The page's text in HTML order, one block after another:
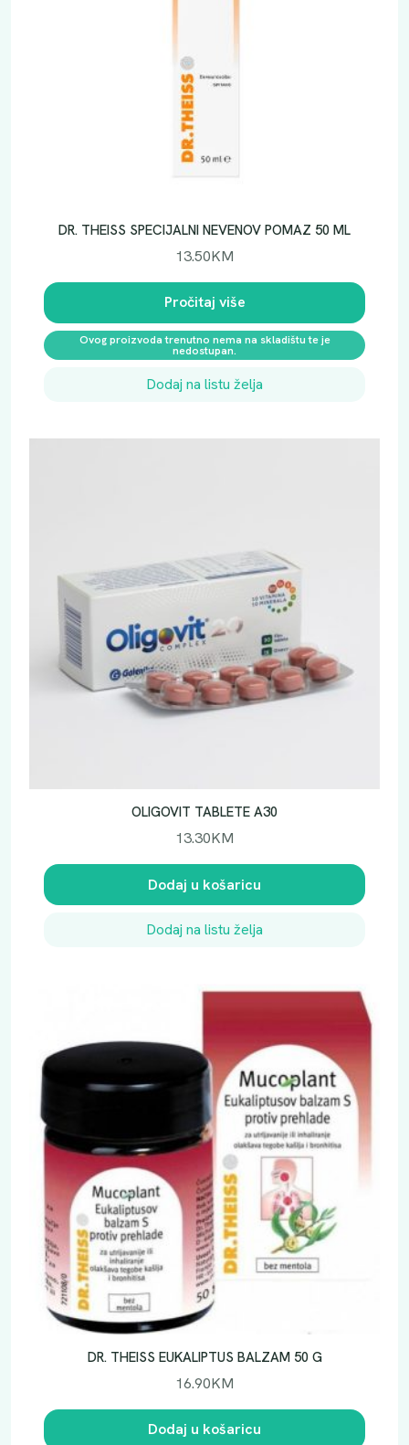
DR. THEISS SPECIJALNI NEVENOV POMAZ 50 ML
13.50KM
Pročitaj više
Ovog proizvoda trenutno nema na skladištu te je
nedostupan.
Dodaj na listu želja
OLIGOVIT TABLETE A30
13.30KM
Dodaj u košaricu
Dodaj na listu želja
DR. THEISS EUKALIPTUS BALZAM 50 G
16.90KM
Dodaj u košaricu